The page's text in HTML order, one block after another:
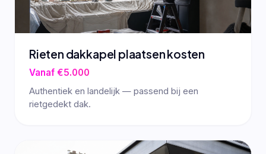
Rieten dakkapel plaatsen kosten
Vanaf €5.000
Authentiek en landelijk — passend bij een
rietgedekt dak.